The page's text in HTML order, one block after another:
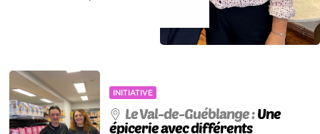
INITIATIVE
Le Val-de-Guéblange :Une
épicerie avec différents